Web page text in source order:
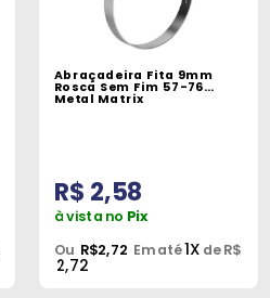
Abraçadeira Fita 9mm
Rosca Sem Fim 57-76
Metal Matrix
R$ 2,58
à vista no Pix
Ou R$2,72 Em até1X de R$
2,72